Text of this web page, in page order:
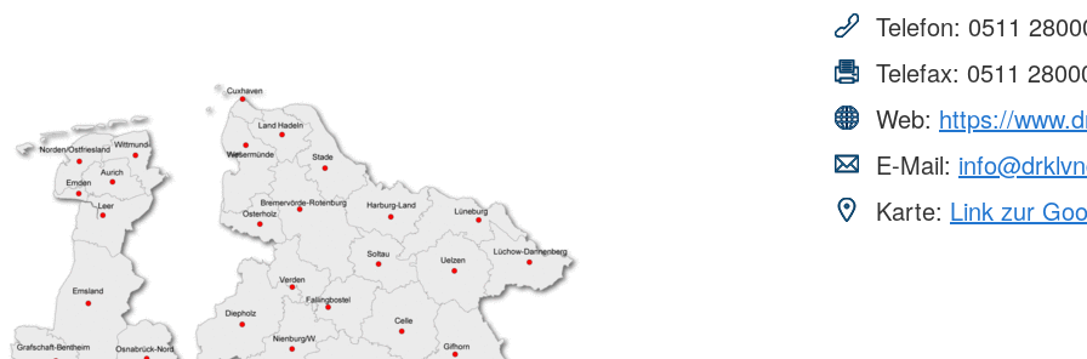
Telefon: 0511
Telefax: 0511
Web: https://
E-Mail:
Karte: Link zur